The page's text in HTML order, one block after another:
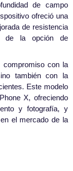
de campo
ofreció una
de resistencia
de la opción de
compromiso con la
también con la
Este modelo
X, ofreciendo
y fotografía, y
el mercado de la